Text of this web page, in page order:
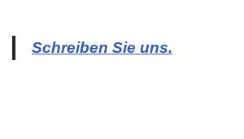
Schreiben Sie uns.